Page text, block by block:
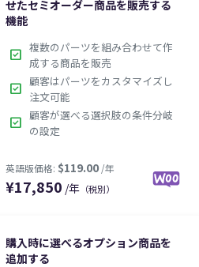
せたセミオーダー商品を販売する
機能
check_box 複数のパーツを組み合わせて作
成する商品を販売
check_box 顧客はパーツをカスタマイズし
注文可能
check_box 顧客が選べる選択肢の条件分岐
の設定
¥17,850 /年 （税別）
購入時に選べるオプション商品を
追加する